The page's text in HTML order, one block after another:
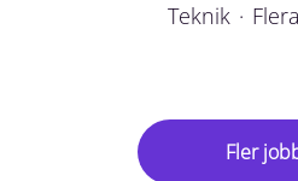
Teknik ·
Fler